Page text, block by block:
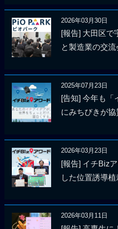
2026年03月30日
[報告] 大田区で
と製造業の交
2025年07月23日
[告知] 今年も「
にみちびきが協
2026年03月23日
[報告] イチBiz
した位置誘導
2026年03月11日